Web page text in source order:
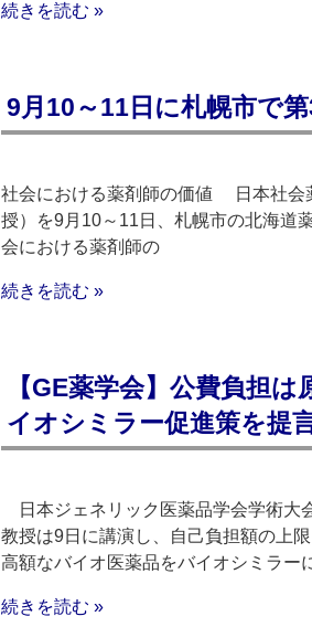
続きを読む »
9月10～11日に札幌市で
社会における薬剤師の価値 日本社会
授）を9月10～11日、札幌市の北海道
会における薬剤師の
続きを読む »
【GE薬学会】公費負担
イオシミラー促進策を提
日本ジェネリック医薬品学会学術大
教授は9日に講演し、自己負担額の上
高額なバイオ医薬品をバイオシミラー
続きを読む »